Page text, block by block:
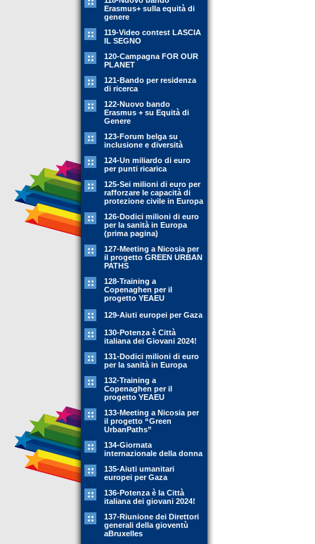
Erasmus+ sulla equità di
genere
119-Video contest LASCIA
IL SEGNO
120-Campagna FOR OUR
PLANET
121-Bando per residenza
di ricerca
122-Nuovo bando
Erasmus + su Equità di
Genere
123-Forum belga su
inclusione e diversità
124-Un miliardo di euro
per punti ricarica
125-Sei milioni di euro per
rafforzare le capacità di
protezione civile in Europa
126-Dodici milioni di euro
per la sanità in Europa
(prima pagina)
127-Meeting a Nicosia per
il progetto GREEN URBAN
PATHS
128-Training a
Copenaghen per il
progetto YEAEU
129-Aiuti europei per Gaza
130-Potenza è Città
italiana dei Giovani 2024!
131-Dodici milioni di euro
per la sanità in Europa
132-Training a
Copenaghen per il
progetto YEAEU
133-Meeting a Nicosia per
il progetto “Green
UrbanPaths”
134-Giornata
internazionale della donna
135-Aiuti umanitari
europei per Gaza
136-Potenza è la Città
italiana dei giovani 2024!
137-Riunione dei Direttori
generali della gioventù
aBruxelles